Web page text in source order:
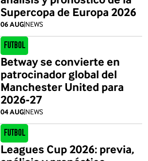
06 AUG|NEWS
Supercopa de Europa 2026
Futbol
04 AUG|NEWS
Betway se convierte en
patrocinador global del
Manchester United para
2026-27
Futbol
Leagues Cup 2026: previa,